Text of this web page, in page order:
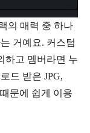
의 매력 중 하나
거예요. 커스텀
하고 멤버라면 누
드 받은 JPG,
문에 쉽게 이용